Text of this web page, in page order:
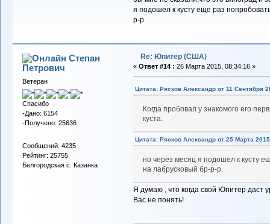
я подошел к кусту еще раз
р-р.
Степан
Петрович
Ветеран
Спасибо
-Дано: 6154
-Получено: 25636
Сообщений: 4235
Рейтинг: 25755
Белгородская с. Казанка
Re: Юпитер (США)
« Ответ #14 : 26 Марта 2015, 08:34:16 »
Цитата: Рясков Александр от 11 Сентября
Когда пробовал у знакомого его
куста.
Цитата: Рясков Александр от 25 Марта
но через месяц я подошел к кусту
на лабрусковый бр-р-р.
Я думаю , что когда свой Юпитер даст
Вас не понять!